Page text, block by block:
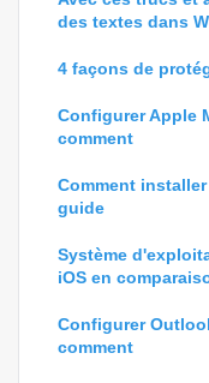
des textes dans
4 façons de
Configurer Apple
comment
Comment
guide
Système
iOS en
Configurer
comment